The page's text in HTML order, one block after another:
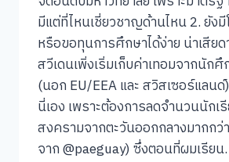
มีแต่ที่ไหนเชี่ยวชาญด้านไหน 2. ยัง
หรือขอทุนการศึกษาได้ง่าย น่าเสีย
สวีเดนเพิ่งเริ่มเก็บค่าเทอมจากนัก
(นอก EU/EEA และ สวิสเซอร์แลน
นี่เอง เพราะต้องการลดจำนวนนักเ
สงครามจากตะวันออกกลางมากกว่
จาก @paeguay) ซึ่งตอนที่ผมเรีย